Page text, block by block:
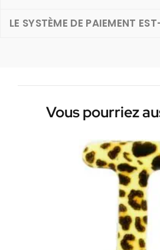
LE SYSTÈME DE PAIEMENT
Vous pourriez